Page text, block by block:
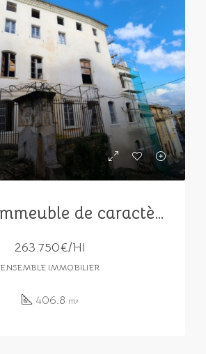
ML 714 Immeuble de caractère à fort potentiel -Idéal investisseur
263.750€/HI
ENSEMBLE IMMOBILIER
406.8 m²